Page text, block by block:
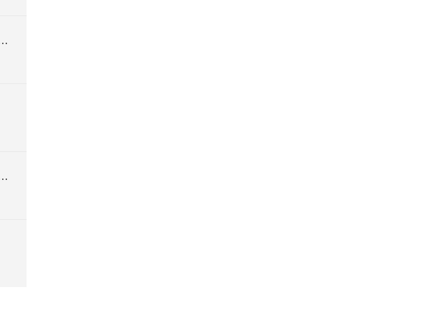
炉加热元件的使用寿命？
炉的适用范围是什么